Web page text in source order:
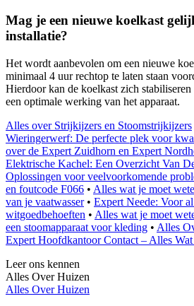
Mag je een nieuwe koelkast
installatie?
Het wordt aanbevolen om een nieuwe
minimaal 4 uur rechtop te laten staan
Hierdoor kan de koelkast zich
een optimale werking van het apparaat.
Alles over Strijkijzers en Stoomstrijkijzers
Wieringerwerf: De perfecte plek voor
over de Expert Zuidhorn en Expert
Elektrische Kachel: Een Overzicht Van
Oplossingen voor veelvoorkomende
en foutcode F066 • Alles wat je moet
van je vaatwasser• Expert Neede: Voor
witgoedbehoeften • Alles wat je moet
een stoomapparaat voor kleding • Alles
Expert Hoofdkantoor Contact – Alles
Leer ons kennen
Alles Over Huizen
Alles Over Huizen